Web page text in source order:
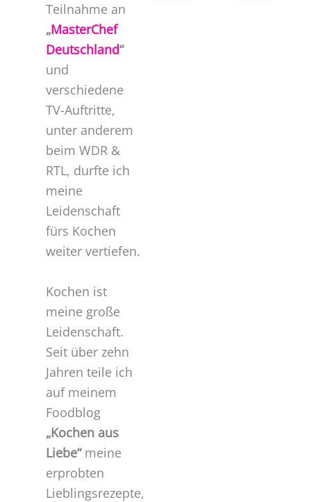
Kochen ist
meine große
Leidenschaft.
Seit über zehn
Jahren teile ich
auf meinem
Foodblog
„Kochen aus
Liebe“meine
erprobten
Lieblingsrezepte,
Teilnahme an
„MasterChef
Deutschland“
und
verschiedene
TV-Auftritte,
unter anderem
beim WDR &
RTL, durfte ich
meine
Leidenschaft
fürs Kochen
weiter vertiefen.